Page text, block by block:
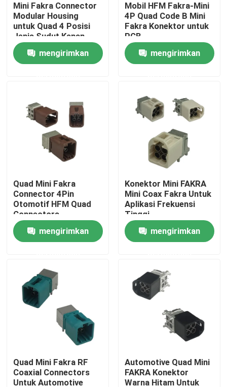
Produk
Tentang kami
Tur Pabrik
Hubungi kami
Permintaan Penawaran
Konektor FAKRA HSD
Konektor PCB FAKRA
Mini Fakra Connector
Modular Housing
untuk Quad 4 Posisi
Jenis Sudut Kanan
mengirimkan
Mobil HFM Fakra-Mini
4P Quad Code B Mini
Fakra Konektor untuk
PCB
mengirimkan
Quad Mini Fakra
Connector 4Pin
Otomotif HFM Quad
Connectors
mengirimkan
Konektor Mini FAKRA
Mini Coax Fakra Untuk
Aplikasi Frekuensi
Tinggi
mengirimkan
Quad Mini Fakra RF
Coaxial Connectors
Untuk Automotive
Automotive Quad Mini
FAKRA Konektor
Warna Hitam Untuk